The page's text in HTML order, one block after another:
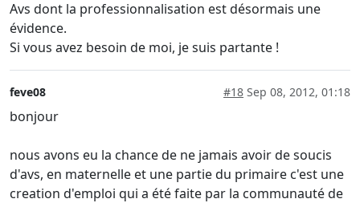
Avs dont la professionnalisation est désormais une
évidence.
Si vous avez besoin de moi, je suis partante !
feve08 #18 Sep 08, 2012, 01:18
bonjour
nous avons eu la chance de ne jamais avoir de soucis
d'avs, en maternelle et une partie du primaire c'est une
creation d'emploi qui a été faite par la communauté de